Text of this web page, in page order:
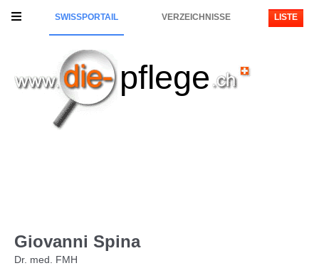
SWISSPORTAIL VERZEICHNISSE LISTE
pflege
Giovanni Spina
Dr. med. FMH